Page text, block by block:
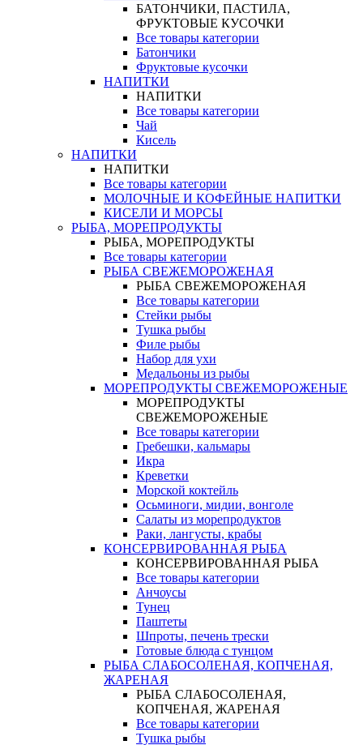
БАТОНЧИКИ, ПАСТИЛА,
ФРУКТОВЫЕ КУСОЧКИ
Все товары категории
Батончики
Фруктовые кусочки
НАПИТКИ
НАПИТКИ
Все товары категории
Чай
Кисель
НАПИТКИ
НАПИТКИ
Все товары категории
МОЛОЧНЫЕ И КОФЕЙНЫЕ НАПИТКИ
КИСЕЛИ И МОРСЫ
РЫБА, МОРЕПРОДУКТЫ
РЫБА, МОРЕПРОДУКТЫ
Все товары категории
РЫБА СВЕЖЕМОРОЖЕНАЯ
РЫБА СВЕЖЕМОРОЖЕНАЯ
Все товары категории
Стейки рыбы
Тушка рыбы
Филе рыбы
Набор для ухи
Медальоны из рыбы
МОРЕПРОДУКТЫ СВЕЖЕМОРОЖЕНЫЕ
МОРЕПРОДУКТЫ
СВЕЖЕМОРОЖЕНЫЕ
Все товары категории
Гребешки, кальмары
Икра
Креветки
Морской коктейль
Осьминоги, мидии, вонголе
Салаты из морепродуктов
Раки, лангусты, крабы
КОНСЕРВИРОВАННАЯ РЫБА
КОНСЕРВИРОВАННАЯ РЫБА
Все товары категории
Анчоусы
Тунец
Паштеты
Шпроты, печень трески
Готовые блюда с тунцом
РЫБА СЛАБОСОЛЕНАЯ, КОПЧЕНАЯ,
ЖАРЕНАЯ
РЫБА СЛАБОСОЛЕНАЯ,
КОПЧЕНАЯ, ЖАРЕНАЯ
Все товары категории
Тушка рыбы